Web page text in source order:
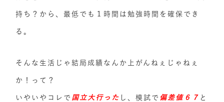
持ち？から、最低でも１時間は勉強時間を確保でき
る。
そんな生活じゃ結局成績なんか上がんねぇじゃねぇ
か！って？
いやいやコレで 国立大行った し、模試で 偏差値６７ と